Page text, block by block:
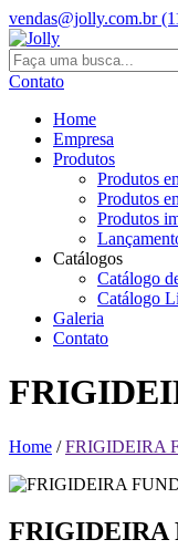
vendas@jolly.com.br
Contato
Home
Empresa
Produtos
Produtos
Produtos
Produtos
Catálogos
Catálogo
Catálogo
Galeria
Contato
Home /FRIGIDEIRA
FRIGIDEIRA